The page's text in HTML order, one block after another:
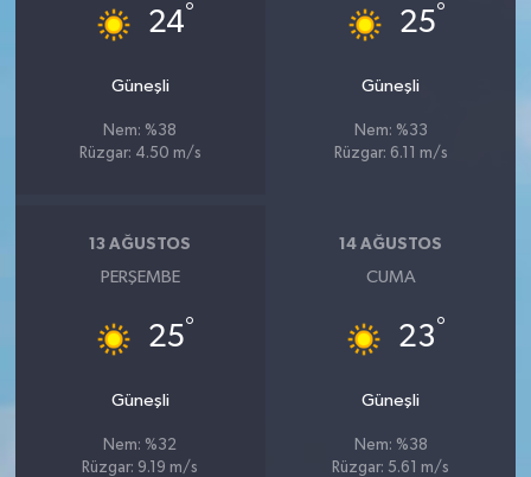
24°
Güneşli
Nem: %38
Rüzgar: 4.50 m/s
25°
Güneşli
Nem: %33
Rüzgar: 6.11 m/s
13 AĞUSTOS
PERŞEMBE
25°
Güneşli
Nem: %32
Rüzgar: 9.19 m/s
14 AĞUSTOS
CUMA
23°
Güneşli
Nem: %38
Rüzgar: 5.61 m/s
Yaşam